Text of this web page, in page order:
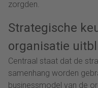
zorgden.
Strategische
organisatie
Centraal staat dat de
samenhang worden
businessmodel van de